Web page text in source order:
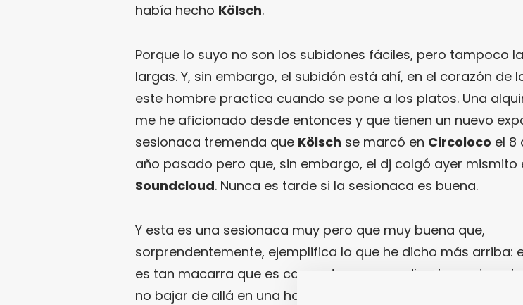
había hecho Kölsch.
Porque lo suyo no son los subidones fáciles, pero tampoco
largas. Y, sin embargo, el subidón está ahí, en el corazón de
este hombre practica cuando se pone a los platos. Una
me he aficionado desde entonces y que tienen un nuevo
sesionaca tremenda que Kölsch se marcó en Circoloco el 8
año pasado pero que, sin embargo, el dj colgó ayer mismito
Soundcloud. Nunca es tarde si la sesionaca es buena.
Y esta es una sesionaca muy pero que muy buena que,
sorprendentemente, ejemplifica lo que he dicho más arriba:
es tan macarra que es capaz de empezar directamente entre
no bajar de allá en una hora y media. Hace días que todo el